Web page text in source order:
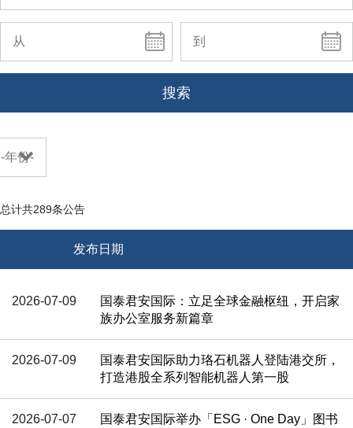
搜索
-年份-
总计共289条公告
发布日期
2026-07-09
国泰君安国际：立足全球金融枢纽，开启家
族办公室服务新篇章
2026-07-09
国泰君安国际助力珞石机器人登陆港交所，
打造港股全系列智能机器人第一股
2026-07-07
国泰君安国际举办「ESG · One Day」图书